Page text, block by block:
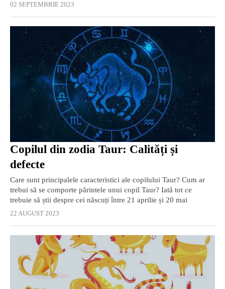
02 SEPTEMBRIE 2023
Copilul din zodia Taur: Calități și
defecte
Care sunt principalele caracteristici ale copilului Taur? Cum ar
trebui să se comporte părintele unui copil Taur? Iată tot ce
trebuie să știi despre cei născuți între 21 aprilie și 20 mai
22 AUGUST 2023